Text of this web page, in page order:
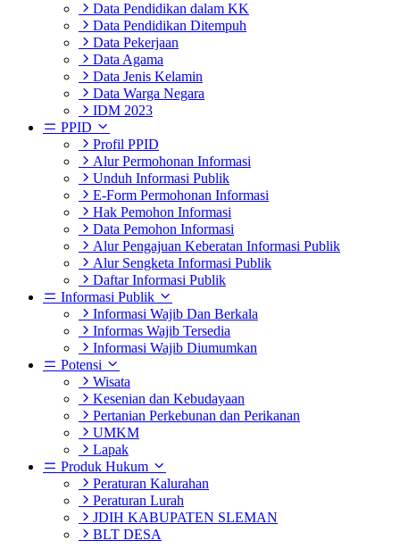
Data Pendidikan dalam KK
Data Pendidikan Ditempuh
Data Pekerjaan
Data Agama
Data Jenis Kelamin
Data Warga Negara
IDM 2023
PPID
Profil PPID
Alur Permohonan Informasi
Unduh Informasi Publik
E-Form Permohonan Informasi
Hak Pemohon Informasi
Data Pemohon Informasi
Alur Pengajuan Keberatan Informasi Publik
Alur Sengketa Informasi Publik
Daftar Informasi Publik
Informasi Publik
Informasi Wajib Dan Berkala
Informas Wajib Tersedia
Informasi Wajib Diumumkan
Potensi
Wisata
Kesenian dan Kebudayaan
Pertanian Perkebunan dan Perikanan
UMKM
Lapak
Produk Hukum
Peraturan Kalurahan
Peraturan Lurah
JDIH KABUPATEN SLEMAN
BLT DESA